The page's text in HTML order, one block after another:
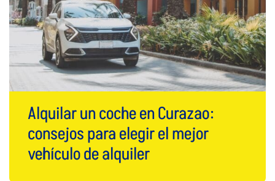
Alquilar un coche en Curazao:
consejos para elegir el mejor
vehículo de alquiler